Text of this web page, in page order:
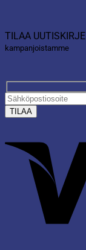
TILAA UUTISKIRJE
kampanjoistamme